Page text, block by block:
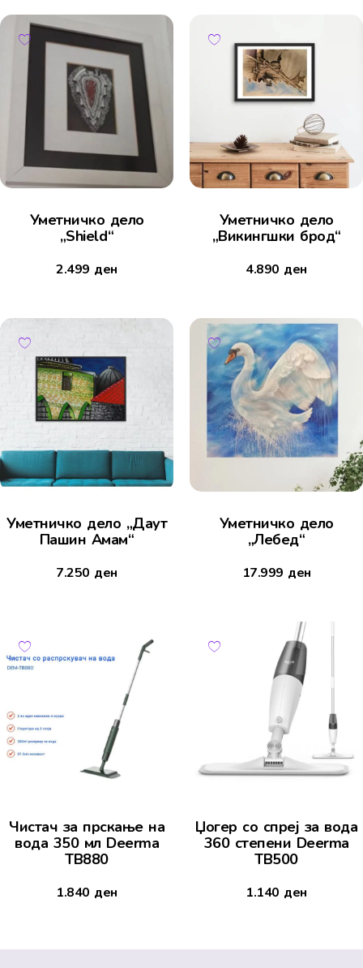
Уметничко дело
„Shield“
2.499 ден
Уметничко дело
„Викингшки брод“
4.890 ден
Уметничко дело „Даут
Пашин Амам“
7.250 ден
Уметничко дело
„Лебед“
17.999 ден
Чистач за прскање на
вода 350 мл Deerma
TB880
1.840 ден
Џогер со спреј за вода
360 степени Deerma
TB500
1.140 ден